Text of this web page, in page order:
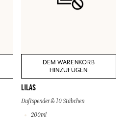
DEM WARENKORB
HINZUFÜGEN
LILAS
Duftspender & 10 Stäbchen
200ml